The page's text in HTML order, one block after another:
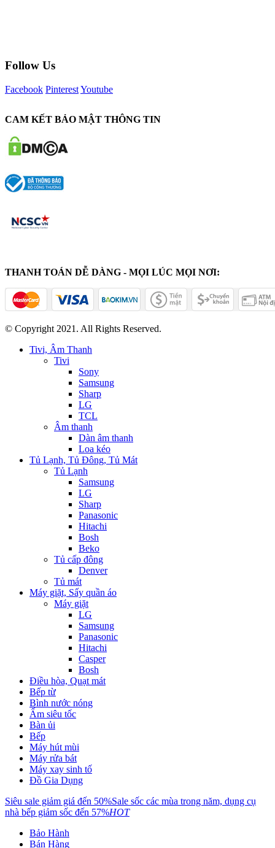
Follow Us
Facebook PinterestYoutube
CAM KẾT BẢO MẬT THÔNG TIN
THANH TOÁN DỄ DÀNG - MỌI LÚC MỌI NƠI:
© Copyright 2021. All Rights Reserved.
Tivi, Âm Thanh
Tivi
Sony
Samsung
Sharp
LG
TCL
Âm thanh
Dàn âm thanh
Loa kéo
Tủ Lạnh, Tủ Đông, Tủ Mát
Tủ Lạnh
Samsung
LG
Sharp
Panasonic
Hitachi
Bosh
Beko
Tủ cấp đông
Denver
Tủ mát
Máy giặt, Sấy quần áo
Máy giặt
LG
Samsung
Panasonic
Hitachi
Casper
Bosh
Điều hòa, Quạt mát
Bếp từ
Bình nước nóng
Ấm siêu tốc
Bàn ủi
Bếp
Máy hút mùi
Máy rửa bát
Máy xay sinh tố
Đồ Gia Dụng
Siêu sale giảm giá đến 50%Sale sốc các mùa trong năm, dụng cụ
nhà bếp giảm sốc đến 57%HOT
Bảo Hành
Bán Hàng